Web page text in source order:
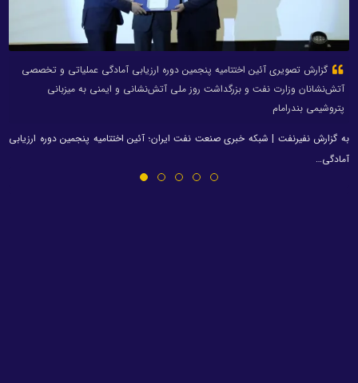
گزارش تصویری آئین اختتامیه پنجمین دوره ارزیابی آمادگی عملیاتی و تخصصی
آتش‌نشانان وزارت نفت و بزرگداشت روز ملی آتش‌نشانی و ایمنی به میزبانی
پتروشیمی بندرامام
به گزارش نفیرنفت | شبکه خبری صنعت نفت ایران؛ آئین اختتامیه پنجمین دوره ارزیابی
آمادگی…